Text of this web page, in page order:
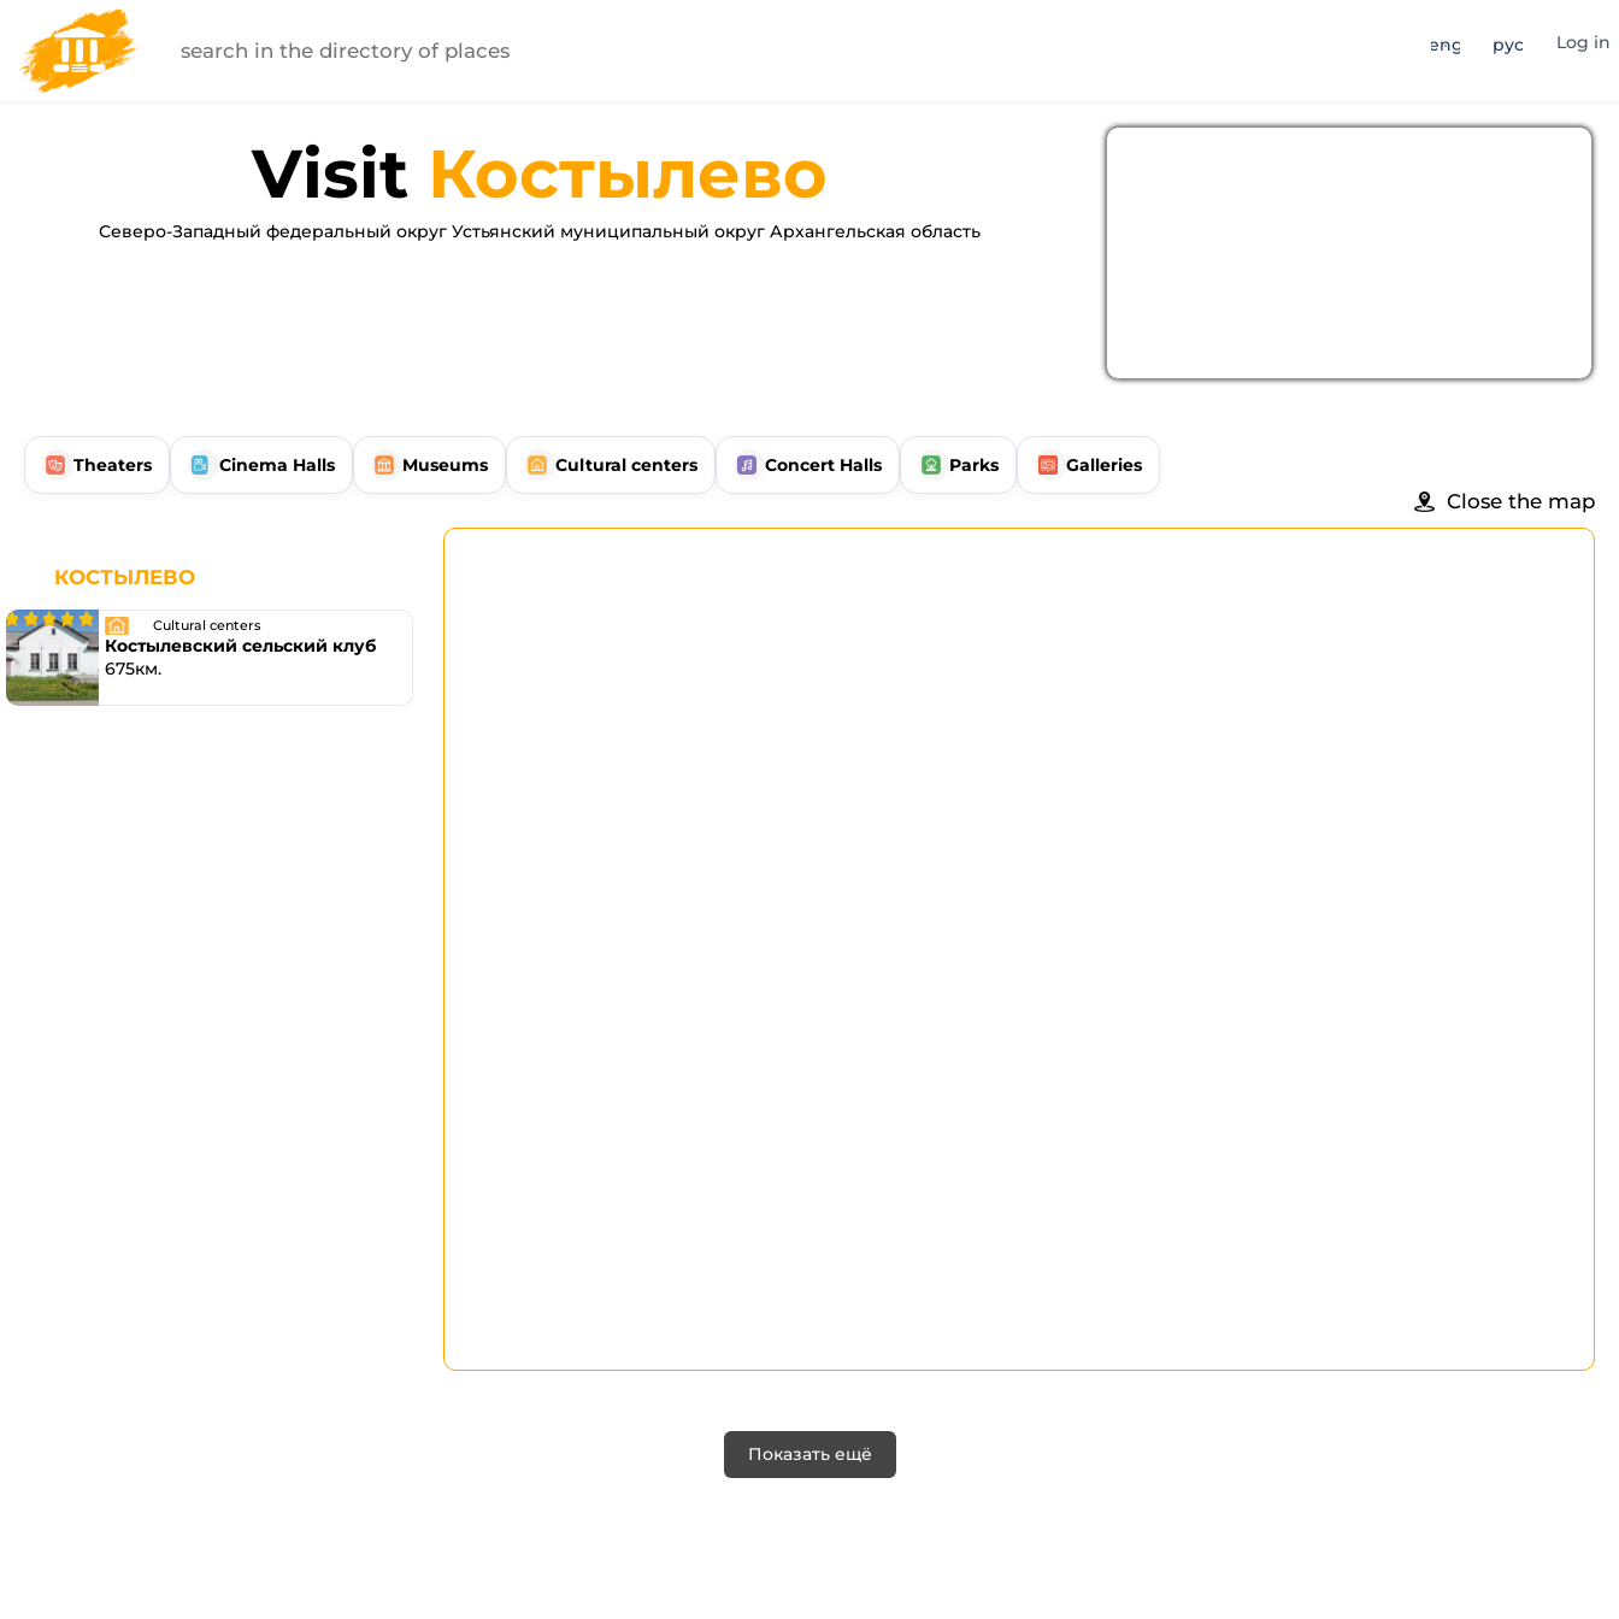
eng рус Log in
Visit Костылево
Северо-Западный федеральный округ Устьянский муниципальный округ Архангельская область
Close the map
Theaters Cinema Halls Museums Cultural centers Concert Halls Parks Galleries
КОСТЫЛЕВО
Cultural centers
Костылевский сельский клуб
675км.
Показать ещё